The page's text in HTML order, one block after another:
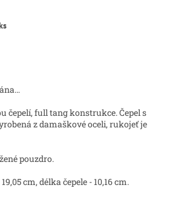
čepelí, full tang konstrukce. Čepel s
z damaškové oceli, rukojeť je
pouzdro.
cm, délka čepele - 10,16 cm.